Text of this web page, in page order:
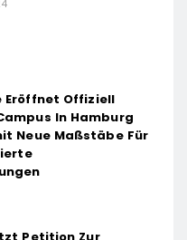
Eröffnet Offiziell
In Hamburg
Neue Maßstäbe Für
Petition Zur